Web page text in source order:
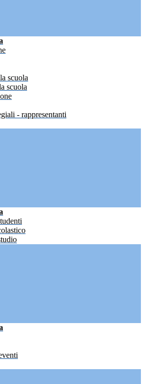
scuola
scuola
- rappresentanti